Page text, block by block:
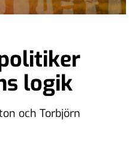
logik
och Torbjörn